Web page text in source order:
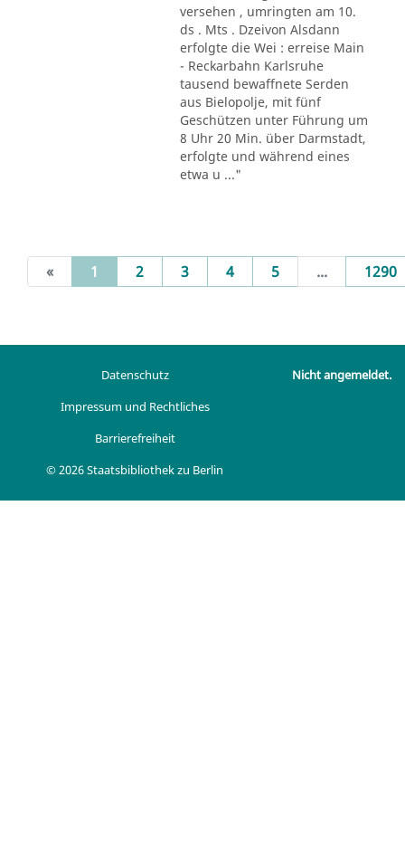
versehen , umringten am 10.
ds . Mts . Dzeivon Alsdann
erfolgte die Wei : erreise Main
- Reckarbahn Karlsruhe
tausend bewaffnete Serden
aus Bielopolje, mit fünf
Geschützen unter Führung um
8 Uhr 20 Min. über Darmstadt,
erfolgte und während eines
etwa u ..."
« 1 (current)
2 3 4 5 ... 1290
Datenschutz
Impressum und Rechtliches
Barrierefreiheit
© 2026 Staatsbibliothek zu Berlin
Nicht angemeldet.